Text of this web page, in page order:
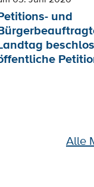
und
Alle